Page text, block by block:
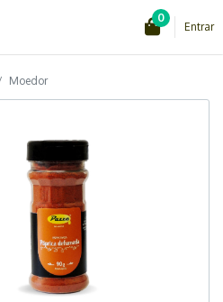
0
Entrar
Moedor